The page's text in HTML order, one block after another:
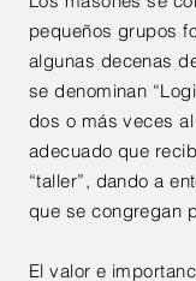
pequeños grupos
algunas decenas
se denominan
dos o más veces
adecuado que
“taller”, dando a
que se congregan
El valor e